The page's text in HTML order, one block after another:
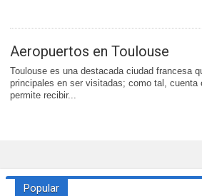
Aeropuertos en Toulouse
Toulouse es una destacada ciudad francesa
principales en ser visitadas; como tal, cuenta
permite recibir...
Popular